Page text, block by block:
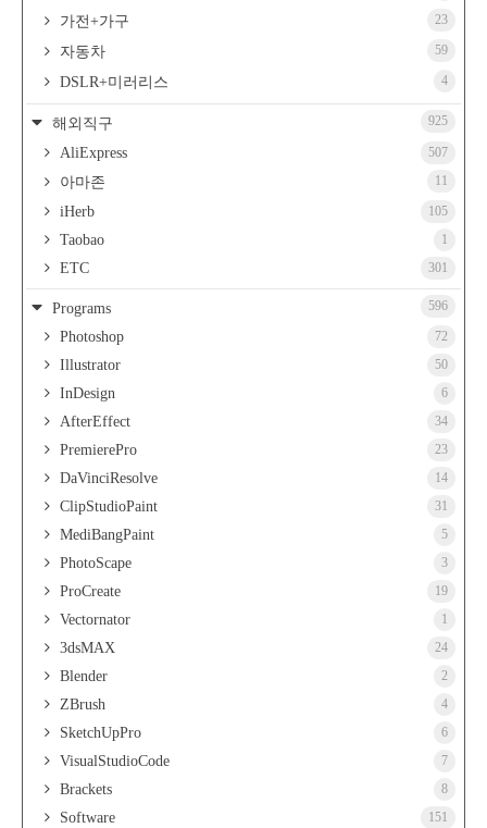
가전+가구 23
자동차 59
DSLR+미러리스 4
해외직구 925
AliExpress 507
아마존 11
iHerb 105
Taobao 1
ETC 301
Programs 596
Photoshop 72
Illustrator 50
InDesign 6
AfterEffect 34
PremierePro 23
DaVinciResolve 14
ClipStudioPaint 31
MediBangPaint 5
PhotoScape 3
ProCreate 19
Vectornator 1
3dsMAX 24
Blender 2
ZBrush 4
SketchUpPro 6
VisualStudioCode 7
Brackets 8
Software 151